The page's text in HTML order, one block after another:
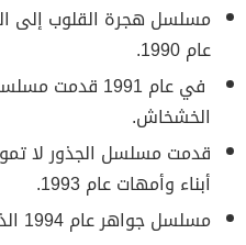
مسلسل هجرة القلوب إلى
عام 1990.
في عام 1991
الخشخاش.
قدمت مسلسل الجذور لا
أبناء وأمهات عام 1993.
مسلسل جواهر عام 1994 الذي قامت فيه بدور مزنة.